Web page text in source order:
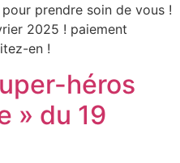
prendre soin de vous !
2025 ! paiement
en !
héros
» du 19